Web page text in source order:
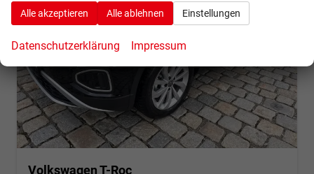
Volkswagen T-Roc
Alle akzeptieren Alle ablehnen Einstellungen
Datenschutzerklärung Impressum